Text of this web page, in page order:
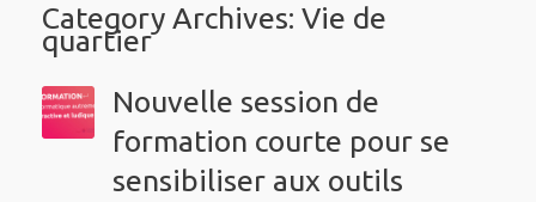
Category Archives: Vie de
quartier
Nouvelle session de
formation courte pour se
sensibiliser aux outils